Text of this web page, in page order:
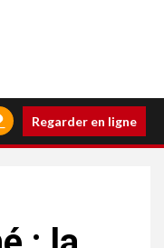
Regarder en ligne